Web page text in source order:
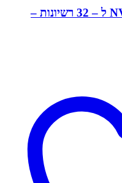
NET IWARE – תוכנת NVR ל – 32 רשיונות –